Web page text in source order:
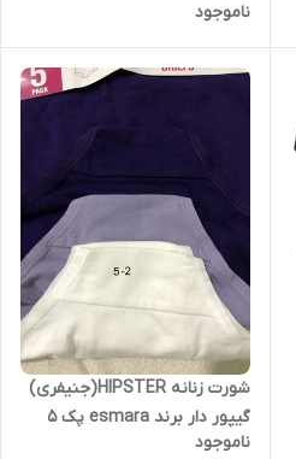
ناموجود
شورت زنانه HIPSTER(جنیفری)
گیپور دار برند esmara پک 5
تایی
ناموجود